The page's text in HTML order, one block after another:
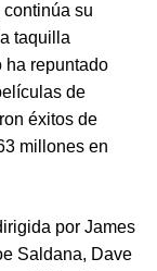
su
taquilla
ha repuntado
de
éxitos de
millones en
por James
Saldana, Dave